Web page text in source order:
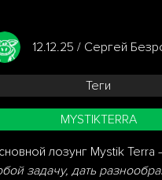
12.12.25 / Сергей
Теги
MYSTIKTERRA
лозунг Mystik Terra
задачу, дать